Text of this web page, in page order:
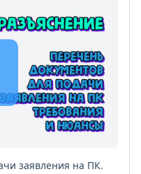
заявления на ПК.